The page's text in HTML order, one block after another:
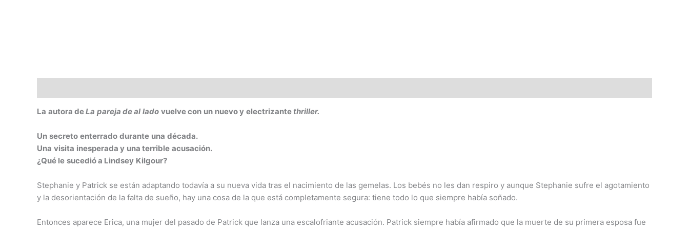
La autora deLa pareja de al lado vuelve con un nuevo y electrizante thriller.
Un secreto enterrado durante una década.
Una visita inesperada y una terrible acusación.
¿Qué le sucedió a Lindsey Kilgour?
Stephanie y Patrick se están adaptando todavía a su nueva vida tras el nacimiento de las gemelas. Los bebés no les dan respiro y aunque Stephanie sufre el agotamiento
y la desorientación de la falta de sueño, hay una cosa de la que está completamente segura: tiene todo lo que siempre había soñado.
Entonces aparece Erica, una mujer del pasado de Patrick que lanza una escalofriante acusación. Patrick siempre había afirmado que la muerte de su primera esposa fue